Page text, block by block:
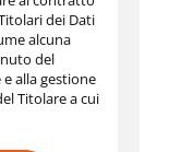
dei Dati
alcuna
del
alla gestione
Titolare a cui